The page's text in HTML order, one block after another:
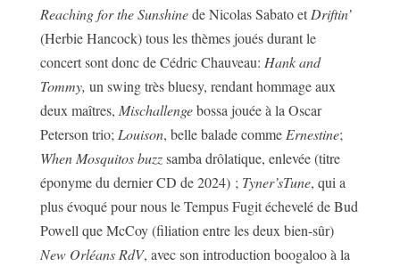
Reaching for the Sunshinede Nicolas Sabato et Driftin’
(Herbie Hancock) tous les thèmes joués durant le
concert sont donc de Cédric Chauveau: Hank and
Tommy, un swing très bluesy, rendant hommage aux
deux maîtres, Mischallengebossa jouée à la Oscar
Peterson trio; Louison, belle balade comme Ernestine;
When Mosquitos buzzsamba drôlatique, enlevée (titre
éponyme du dernier CD de 2024) ; Tyner’sTune, qui a
plus évoqué pour nous le Tempus Fugit échevelé de Bud
Powell que McCoy (filiation entre les deux bien-sûr)
New Orléans RdV, avec son introduction boogaloo à la